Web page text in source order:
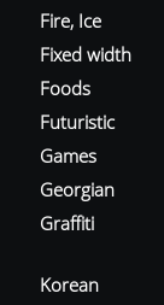
Fire, Ice
Fixed width
Foods
Futuristic
Games
Georgian
Graffiti
Korean